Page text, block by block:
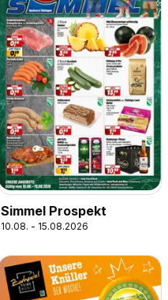
Simmel Prospekt
10.08. - 15.08.2026